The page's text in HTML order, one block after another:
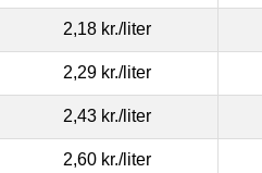
2,18 kr./liter
2,29 kr./liter
2,43 kr./liter
2,60 kr./liter